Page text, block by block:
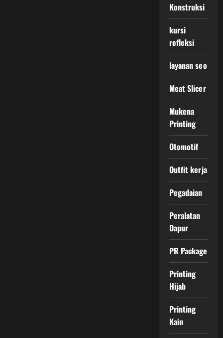
Konstruksi
kursi
refleksi
layanan seo
Meat Slicer
Mukena
Printing
Otomotif
Outfit kerja
Pegadaian
Peralatan
Dapur
PR Package
Printing
Hijab
Printing
Kain